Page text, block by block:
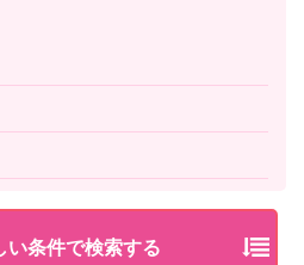
い条件で検索する